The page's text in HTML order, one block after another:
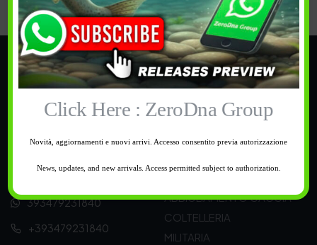
Supporto
393479231840
+393479231840
Categorie
PESCA
BUONI REGALO
ABBIGLIAMENTO CACCIA
COLTELLERIA
MILITARIA
Click Here : ZeroDna Group
Novità, aggiornamenti e nuovi arrivi. Accesso consentito previa autorizzazione
News, updates, and new arrivals. Access permitted subject to authorization.